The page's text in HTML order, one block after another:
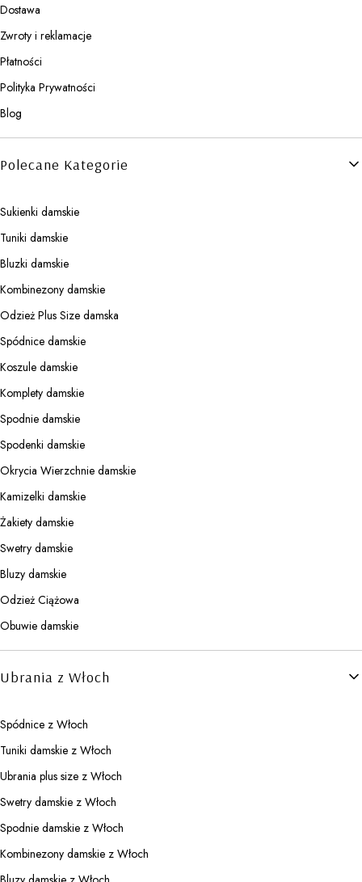
Dostawa
Zwroty i reklamacje
Płatności
Polityka Prywatności
Blog
Polecane Kategorie
Sukienki damskie
Tuniki damskie
Bluzki damskie
Kombinezony damskie
Odzież Plus Size damska
Spódnice damskie
Koszule damskie
Komplety damskie
Spodnie damskie
Spodenki damskie
Okrycia Wierzchnie damskie
Kamizelki damskie
Żakiety damskie
Swetry damskie
Bluzy damskie
Odzież Ciążowa
Obuwie damskie
Ubrania z Włoch
Spódnice z Włoch
Tuniki damskie z Włoch
Ubrania plus size z Włoch
Swetry damskie z Włoch
Spodnie damskie z Włoch
Kombinezony damskie z Włoch